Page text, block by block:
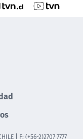
| F: (+56-2)2707 7777